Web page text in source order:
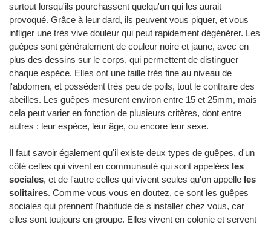
surtout lorsqu'ils pourchassent quelqu'un qui les aurait
provoqué. Grâce à leur dard, ils peuvent vous piquer, et vous
infliger une très vive douleur qui peut rapidement dégénérer. Les
guêpes sont généralement de couleur noire et jaune, avec en
plus des dessins sur le corps, qui permettent de distinguer
chaque espèce. Elles ont une taille très fine au niveau de
l'abdomen, et possèdent très peu de poils, tout le contraire des
abeilles. Les guêpes mesurent environ entre 15 et 25mm, mais
cela peut varier en fonction de plusieurs critères, dont entre
autres : leur espèce, leur âge, ou encore leur sexe.
Il faut savoir également qu'il existe deux types de guêpes, d'un
côté celles qui vivent en communauté qui sont appelées les
sociales, et de l'autre celles qui vivent seules qu'on appelle les
solitaires. Comme vous vous en doutez, ce sont les guêpes
sociales qui prennent l'habitude de s'installer chez vous, car
elles sont toujours en groupe. Elles vivent en colonie et servent